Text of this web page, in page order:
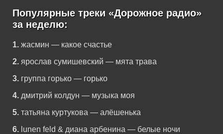
Популярные треки «Дорожное радио»
за неделю:
1. жасмин — какое счастье
2. ярослав сумишевский — мята трава
3. группа горько — горько
4. дмитрий колдун — музыка моя
5. татьяна куртукова — алёшенька
6. lunen feld & диана арбенина — белые ночи